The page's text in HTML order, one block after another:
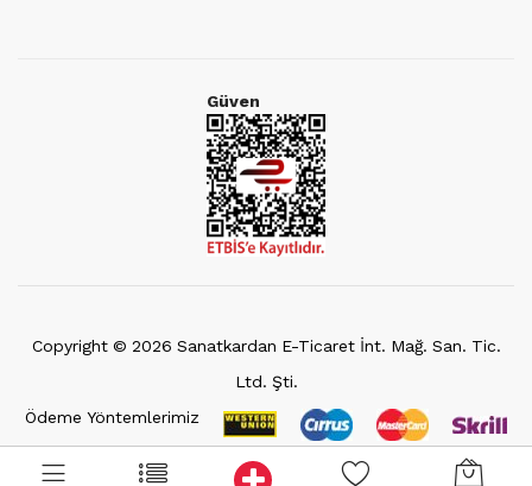
Güven
Copyright © 2026 Sanatkardan E-Ticaret İnt. Mağ. San. Tic.
Ltd. Şti.
Ödeme Yöntemlerimiz